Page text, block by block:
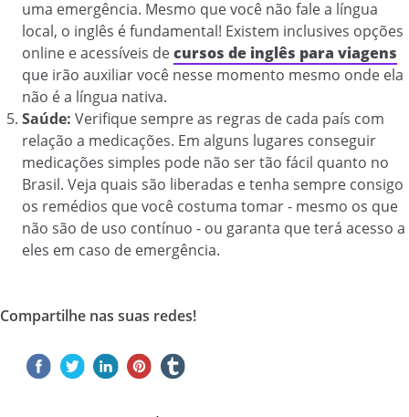
uma emergência. Mesmo que você não fale a língua
local, o inglês é fundamental! Existem inclusives opções
online e acessíveis decursos de inglês para viagens
que irão auxiliar você nesse momento mesmo onde ela
não é a língua nativa.
Saúde: Verifique sempre as regras de cada país com
relação a medicações. Em alguns lugares conseguir
medicações simples pode não ser tão fácil quanto no
Brasil. Veja quais são liberadas e tenha sempre consigo
os remédios que você costuma tomar - mesmo os que
não são de uso contínuo - ou garanta que terá acesso a
eles em caso de emergência.
Compartilhe nas suas redes!